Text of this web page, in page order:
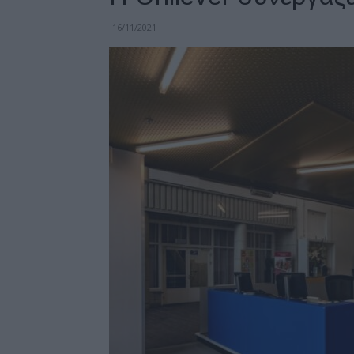
16/11/2021